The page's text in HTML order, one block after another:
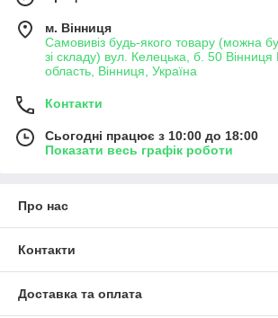
м. Вінниця
Самовивіз будь-якого товару (можна
зі складу) вул. Келецька, б. 50 Вінниця
область, Вінниця, Україна
Контакти
Сьогодні працює з 10:00 до 18:00
Показати весь графік роботи
Про нас
Контакти
Доставка та оплата